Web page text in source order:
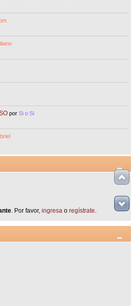
porSi o Si
. Por favor, ingresao regístrate.